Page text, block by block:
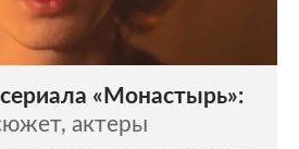
«Монастырь»:
актеры